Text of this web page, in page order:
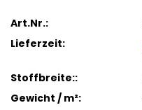
Art.Nr.:
Lieferzeit:
Stoffbreite::
Gewicht / m²: